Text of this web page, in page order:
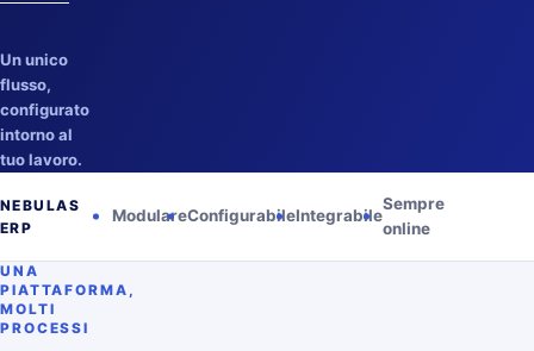
Un unico
flusso,
configurato
intorno al
tuo lavoro.
NEBULAS
ERP
ModulareConfigurabileIntegrabile
Sempre
online
UNA
PIATTAFORMA,
MOLTI
PROCESSI